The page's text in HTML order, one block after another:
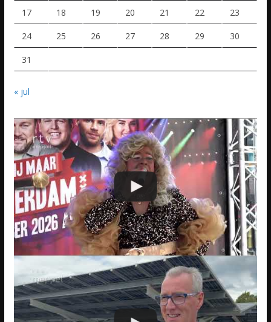
17 18 19 20 21 22 23
24 25 26 27 28 29 30
31
« jul